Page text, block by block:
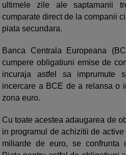
ultimele zile ale saptamanii
cumparate direct de la companii
piata secundara.
Banca Centrala Europeana
cumpere obligatiuni emise de
incuraja astfel sa imprumute
incercare a BCE de a relansa o
zona euro.
Cu toate acestea adaugarea de
in programul de achizitii de
miliarde de euro, se confrunta